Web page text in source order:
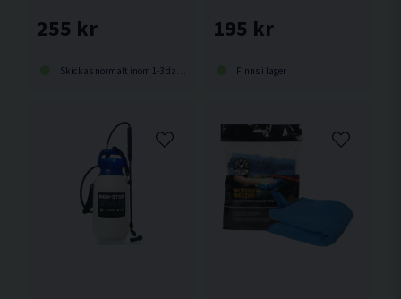
255 kr
Skickas normalt inom 1-3 dagar
195 kr
Finns i lager